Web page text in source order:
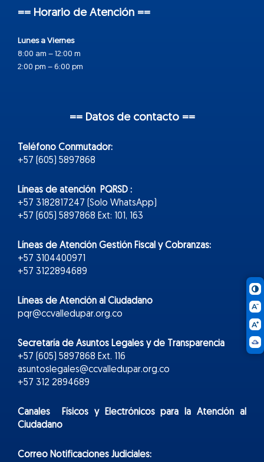
== Horario de Atención ==
Lunes a Viernes
8:00 am – 12:00 m
2:00 pm – 6:00 pm
== Datos de contacto ==
Teléfono Conmutador:
+57 (605) 5897868
Líneas de atención PQRSD :
+57 3182817247 (Solo WhatsApp)
+57 (605) 5897868 Ext: 101, 163
Líneas de Atención Gestión Fiscal y Cobranzas:
+57 3104400971
+57 3122894689
Líneas de Atención al Ciudadano
pqr@ccvalledupar.org.co
Secretaría de Asuntos Legales y de Transparencia
+57 (605) 5897868 Ext. 116
asuntoslegales@ccvalledupar.org.co
+57 312 2894689
Canales Físicos yElectrónicospara la Atención al
Ciudadano
Correo Notificaciones Judiciales: